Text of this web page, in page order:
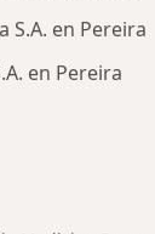
S.A. en Pereira
en Pereira